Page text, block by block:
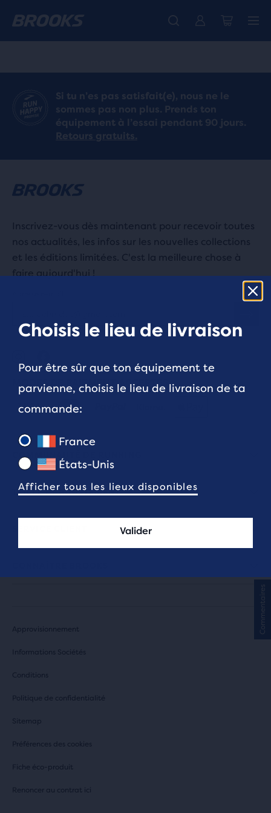
La toute nouvelle Ghost Amp est là - Acheter Femme Homme
Découvre la nouvelle collection Cascadia - Acheter maintenant
Livraison standard gratuite pour les membres. Rejoignez-nous
HAPPY
BLOG
/
/
Si tu n’es pas satisfait(e), nous ne le
sommes pas non plus. Prends ton
équipement à l’essai pendant 90 jours.
Retours gratuits.
Inscrivez-vous dès maintenant pour recevoir toutes
nos actualités, les infos sur les nouvelles collections
et les éditions limitées. C'est la meilleure chose à
faire aujourd'hui !
MODES DE PAIEMENT ACCEPTÉS
COMMUNAUTÉ DE RUNNING
TAILLE ET AJUSTEMENT
Approvisionnement
Informations Sociétés
Conditions
Politique de confidentialité
Sitemap
Préférences des cookies
Fiche éco-produit
Renoncer au contrat ici
Choisis le lieu de livraison
Pour être sûr que ton équipement te
parvienne, choisis le lieu de livraison de ta
commande:
France
États-Unis
Afficher tous les lieux disponibles
Valider
Commentaires